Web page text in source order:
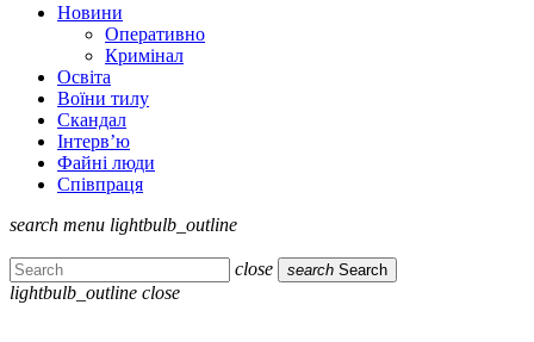
Новини
Оперативно
Кримінал
Освіта
Воїни тилу
Скандал
Інтерв’ю
Файні люди
Співпраця
search menu lightbulb_outline
close search Search
lightbulb_outline close